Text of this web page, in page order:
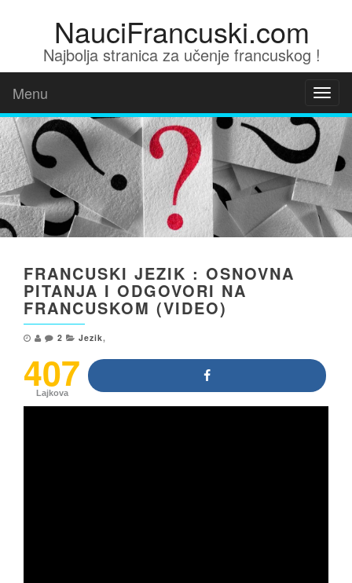
NauciFrancuski.com
Najbolja stranica za učenje francuskog !
Menu
FRANCUSKI JEZIK : OSNOVNA
PITANJA I ODGOVORI NA
FRANCUSKOM (VIDEO)
2 Jezik,
407
Lajkova